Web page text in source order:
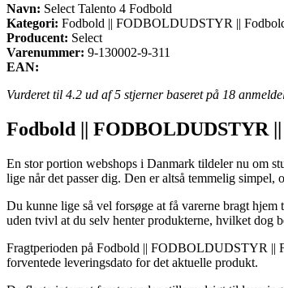
Navn: Select Talento 4 Fodbold
Kategori: Fodbold || FODBOLDUDSTYR ||
Producent: Select
Varenummer: 9-130002-9-311
EAN:
Vurderet til 4.2 ud af 5 stjerner baseret på 18
Fodbold || FODBOLDUDSTYR
En stor portion webshops i Danmark tildeler nu om
lige når det passer dig. Den er altså temmelig
Du kunne lige så vel forsøge at få varerne bragt
uden tvivl at du selv henter produkterne, hvilket dog
Fragtperioden på Fodbold || FODBOLDUDSTYR ||
forventede leveringsdato for det aktuelle produkt.